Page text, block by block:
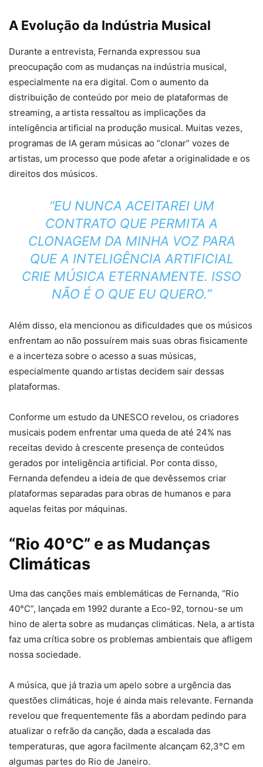
A Evolução da Indústria Musical
Durante a entrevista, Fernanda expressou sua
preocupação com as mudanças na indústria musical,
especialmente na era digital. Com o aumento da
distribuição de conteúdo por meio de plataformas de
streaming, a artista ressaltou as implicações da
inteligência artificial na produção musical. Muitas vezes,
programas de IA geram músicas ao “clonar” vozes de
artistas, um processo que pode afetar a originalidade e os
direitos dos músicos.
“EU NUNCA ACEITAREI UM
CONTRATO QUE PERMITA A
CLONAGEM DA MINHA VOZ PARA
QUE A INTELIGÊNCIA ARTIFICIAL
CRIE MÚSICA ETERNAMENTE. ISSO
NÃO É O QUE EU QUERO.”
Além disso, ela mencionou as dificuldades que os músicos
enfrentam ao não possuírem mais suas obras fisicamente
e a incerteza sobre o acesso a suas músicas,
especialmente quando artistas decidem sair dessas
plataformas.
Conforme um estudo da UNESCO revelou, os criadores
musicais podem enfrentar uma queda de até 24% nas
receitas devido à crescente presença de conteúdos
gerados por inteligência artificial. Por conta disso,
Fernanda defendeu a ideia de que devêssemos criar
plataformas separadas para obras de humanos e para
aquelas feitas por máquinas.
“Rio 40°C” e as Mudanças
Climáticas
Uma das canções mais emblemáticas de Fernanda, “Rio
40°C”, lançada em 1992 durante a Eco-92, tornou-se um
hino de alerta sobre as mudanças climáticas. Nela, a artista
faz uma crítica sobre os problemas ambientais que afligem
nossa sociedade.
A música, que já trazia um apelo sobre a urgência das
questões climáticas, hoje é ainda mais relevante. Fernanda
revelou que frequentemente fãs a abordam pedindo para
atualizar o refrão da canção, dada a escalada das
temperaturas, que agora facilmente alcançam 62,3°C em
algumas partes do Rio de Janeiro.